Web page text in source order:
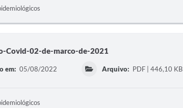
Covid-02-de-marco-de-2021
em: 05/08/2022 Arquivo: PDF | 446,10 KB